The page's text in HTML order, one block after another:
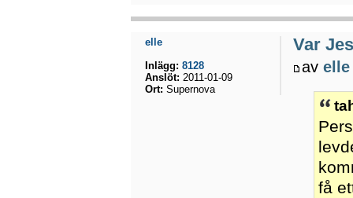
Var
avelle
få
elle
Inlägg: 8128
Anslöt: 2011-01-09
Ort: Supernova